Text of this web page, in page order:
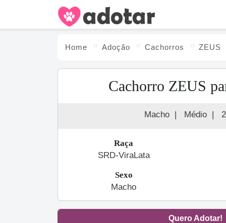
Home Adoção Cachorros ZEUS
Cachorro ZEUS
Macho | Médio |
Raça
SRD-ViraLata
Sexo
Macho
Quero Adotar!